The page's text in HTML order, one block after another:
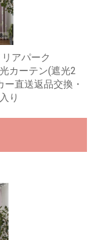
アパーク
カーテン(遮光2
直送返品交換・
り